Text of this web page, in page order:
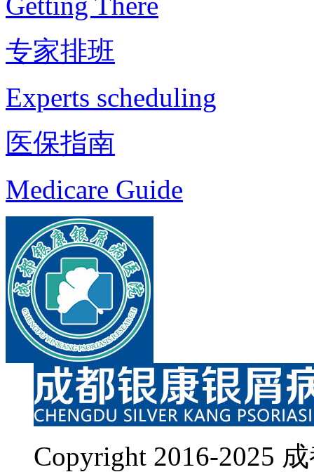
专家排班
Experts scheduling
医保指南
Medicare Guide
Copyright 2016-2025